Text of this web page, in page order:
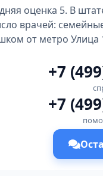
оценка 5. В
врачей:
от метро Улица
+7
+7